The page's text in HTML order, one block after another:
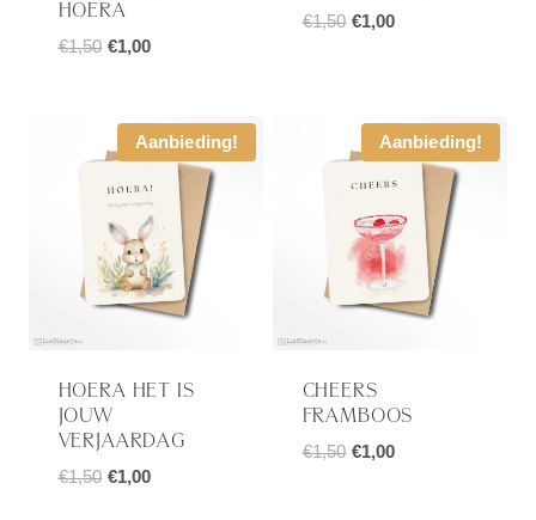
HOERA
€1,50 Oorspronkelijke
€1,50.
€1,00Huidige
€1,00.
€1,50 Oorspronkelijke
€1,00Huidige
Aanbieding!
HOERA HET IS
JOUW
VERJAARDAG
€1,50 Oorspronkelijke
€1,00Huidige
Aanbieding!
CHEERS
FRAMBOOS
€1,50 Oorspronkelijke
€1,00Huidige